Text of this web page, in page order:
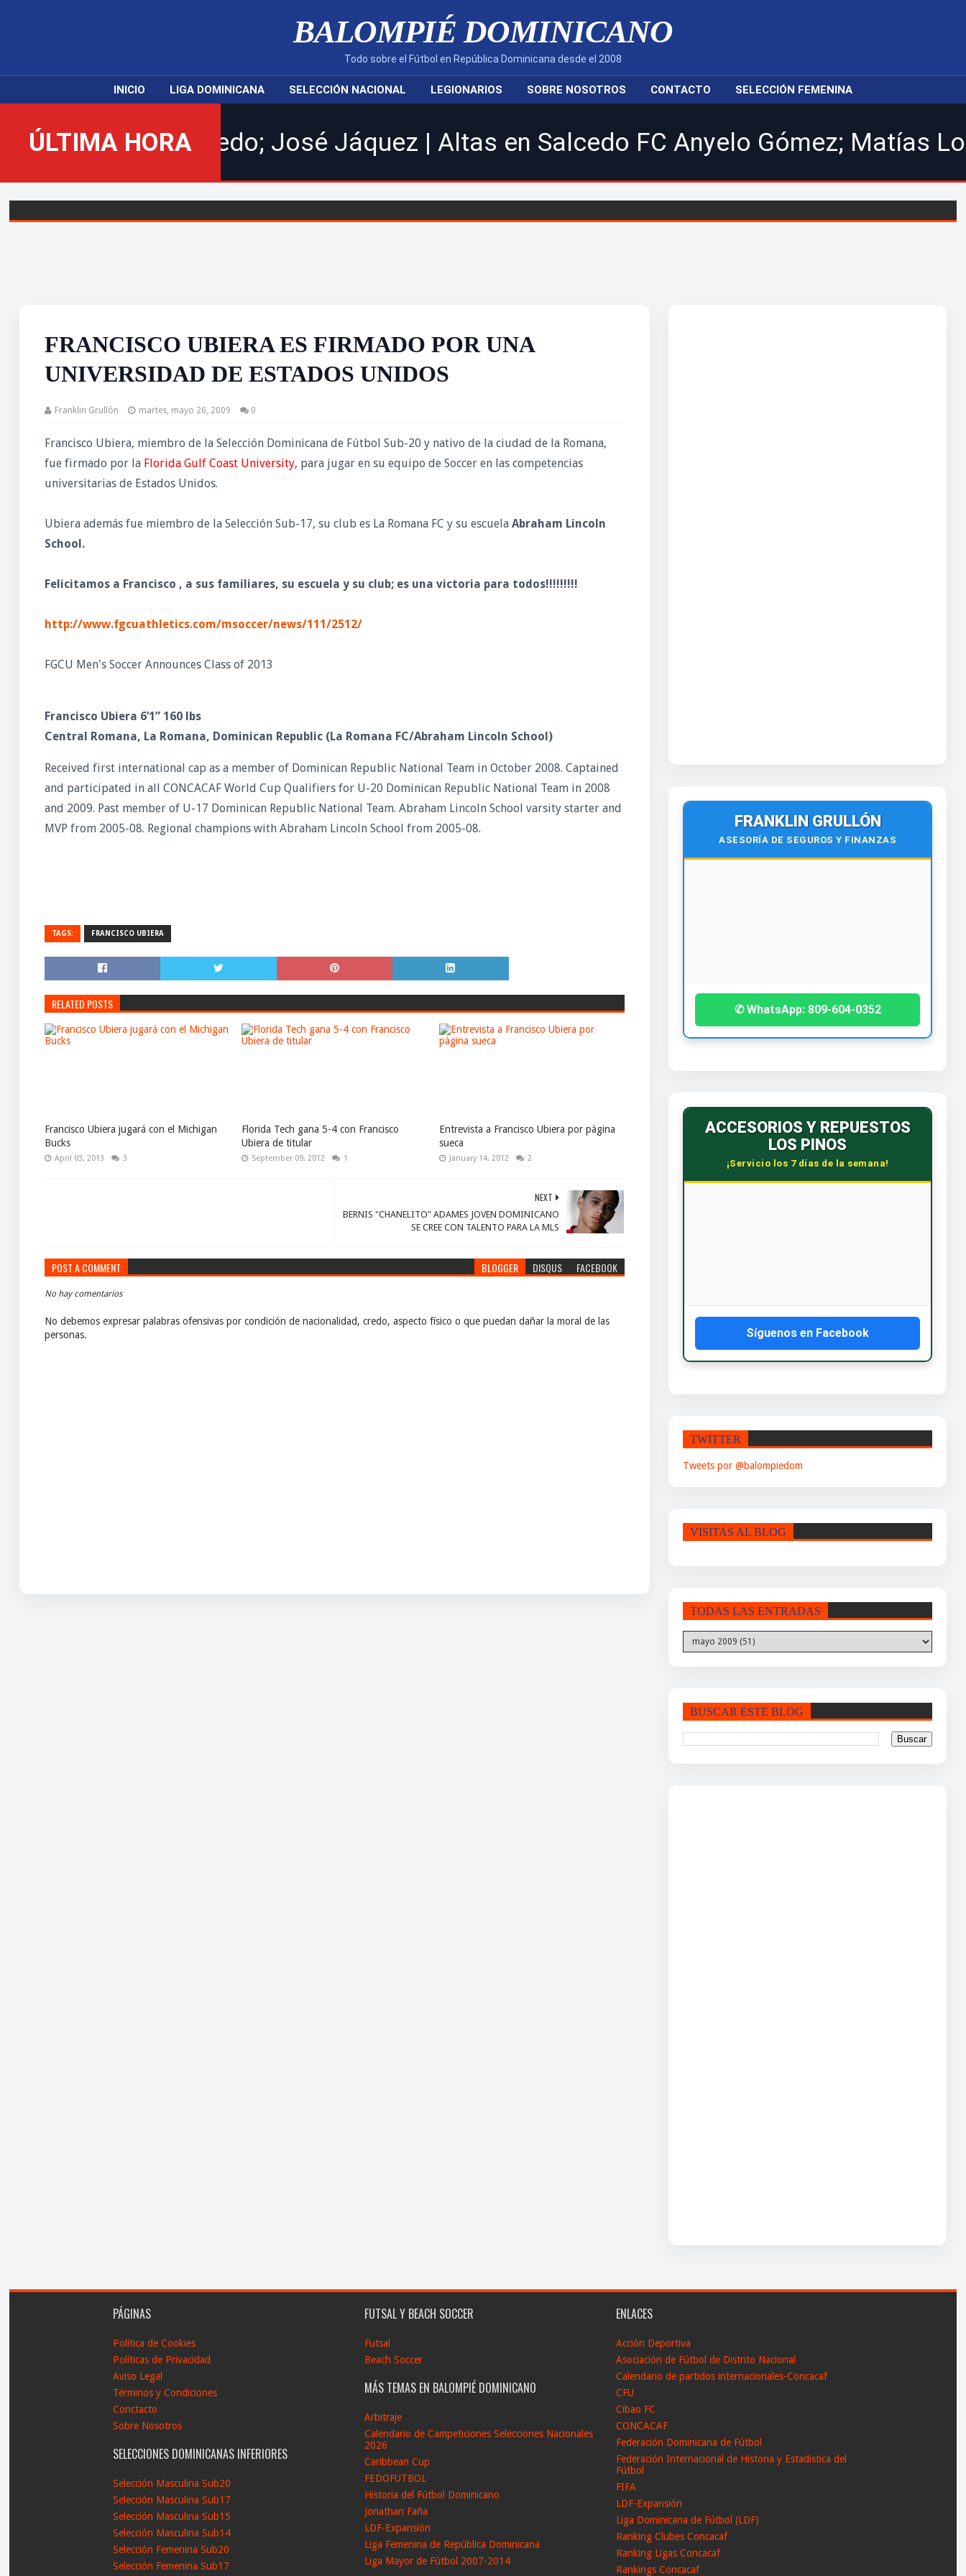
BALOMPIÉ DOMINICANO
Todo sobre el Fútbol en República Dominicana desde el 2008
INICIO LIGA DOMINICANA SELECCIÓN NACIONAL LEGIONARIOS SOBRE NOSOTROS CONTACTO SELECCIÓN FEMENINA
ÚLTIMA HORAJosé Jáquez | Altas en Salcedo FC Anyelo Gómez; Matías Loboa;
FRANCISCO UBIERA ES FIRMADO POR UNA
UNIVERSIDAD DE ESTADOS UNIDOS
Franklin Grullón martes, mayo 26, 2009 0
Francisco Ubiera, miembro de la Selección Dominicana de Fútbol Sub-20 y nativo de la ciudad de la Romana,
fue firmado por la Florida Gulf Coast University, para jugar en su equipo de Soccer en las competencias
universitarias de Estados Unidos.
Ubiera además fue miembro de la Selección Sub-17, su club es La Romana FC y su escuela Abraham Lincoln
School.
Felicitamos a Francisco , a sus familiares, su escuela y su club; es una victoria para todos!!!!!!!!!
http://www.fgcuathletics.com/msoccer/news/111/2512/
FGCU Men's Soccer Announces Class of 2013
Francisco Ubiera 6’1” 160 lbs
Central Romana, La Romana, Dominican Republic (La Romana FC/Abraham Lincoln School)
Received first international cap as a member of Dominican Republic National Team in October 2008. Captained
and participated in all CONCACAF World Cup Qualifiers for U-20 Dominican Republic National Team in 2008
and 2009. Past member of U-17 Dominican Republic National Team. Abraham Lincoln School varsity starter and
MVP from 2005-08. Regional champions with Abraham Lincoln School from 2005-08.
TAGS: FRANCISCO UBIERA
RELATED POSTS
Francisco Ubiera jugará con el Michigan
Bucks
April 03, 2013 3
Florida Tech gana 5-4 con Francisco
Ubiera de titular
September 09, 2012 1
Entrevista a Francisco Ubiera por pàgina
sueca
January 14, 2012 2
NEXT
BERNIS "CHANELITO" ADAMES JOVEN DOMINICANO
SE CREE CON TALENTO PARA LA MLS
POST A COMMENT BLOGGER DISQUS FACEBOOK
No hay comentarios
No debemos expresar palabras ofensivas por condición de nacionalidad, credo, aspecto físico o que puedan dañar la moral de las
personas.
FRANKLIN GRULLÓN
ASESORÍA DE SEGUROS Y FINANZAS
✆ WhatsApp: 809-604-0352
ACCESORIOS Y REPUESTOS
LOS PINOS
¡Servicio los 7 días de la semana!
Síguenos en Facebook
TWITTER
Tweets por @balompiedom
VISITAS AL BLOG
TODAS LAS ENTRADAS
BUSCAR ESTE BLOG
PÁGINAS
Política de Cookies
Políticas de Privacidad
Aviso Legal
Términos y Condiciones
Conctacto
Sobre Nosotros
SELECCIONES DOMINICANAS INFERIORES
Selección Masculina Sub20
Selección Masculina Sub17
Selección Masculina Sub15
Selección Masculina Sub14
Selección Femenina Sub20
Selección Femenina Sub17
FUTSAL Y BEACH SOCCER
Futsal
Beach Soccer
MÁS TEMAS EN BALOMPIÉ DOMINICANO
Arbitraje
Calendario de Campeticiones Selecciones Nacionales
2026
Caribbean Cup
FEDOFUTBOL
Historia del Fútbol Dominicano
Jonathan Faña
LDF-Expansión
Liga Femenina de República Dominicana
Liga Mayor de Fútbol 2007-2014
ENLACES
Acción Deportiva
Asociación de Fútbol de Distrito Nacional
Calendario de partidos internacionales-Concacaf
CFU
Cibao FC
CONCACAF
Federación Dominicana de Fútbol
Federación Internacional de Historia y Estadistica del
Fútbol
FIFA
LDF-Expansión
Liga Dominicana de Fútbol (LDF)
Ranking Clubes Concacaf
Ranking Ligas Concacaf
Rankings Concacaf